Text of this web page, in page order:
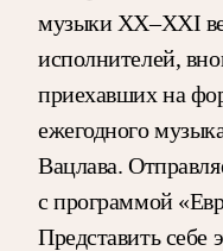
музыки XX–XXI
исполнителей,
приехавших на
ежегодного
Вацлава.
с программой
Представить себе